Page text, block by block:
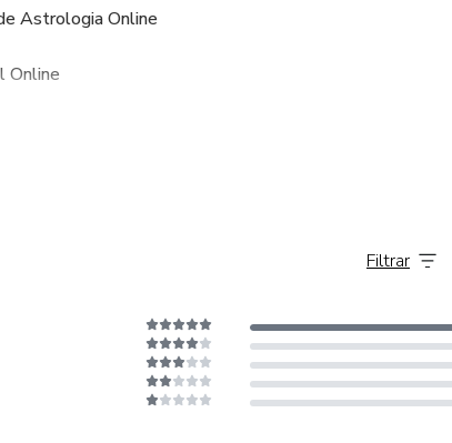
Astrologia Online
Online
Filtrar